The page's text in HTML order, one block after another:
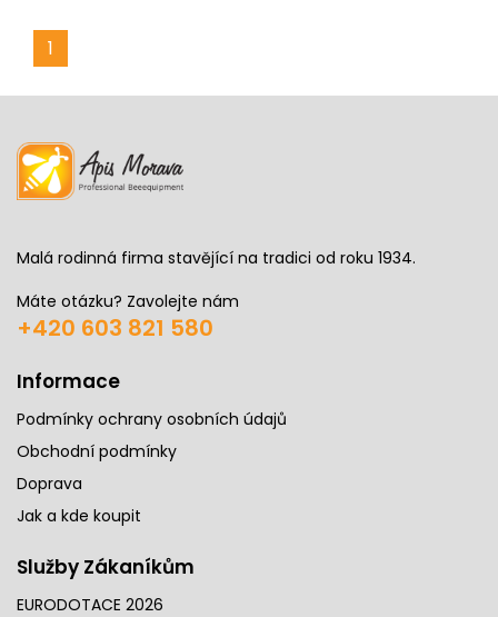
1
Malá rodinná firma stavějící na tradici od roku 1934.
Máte otázku? Zavolejte nám
+420 603 821 580
Informace
Podmínky ochrany osobních údajů
Obchodní podmínky
Doprava
Jak a kde koupit
Služby Zákaníkům
EURODOTACE 2026